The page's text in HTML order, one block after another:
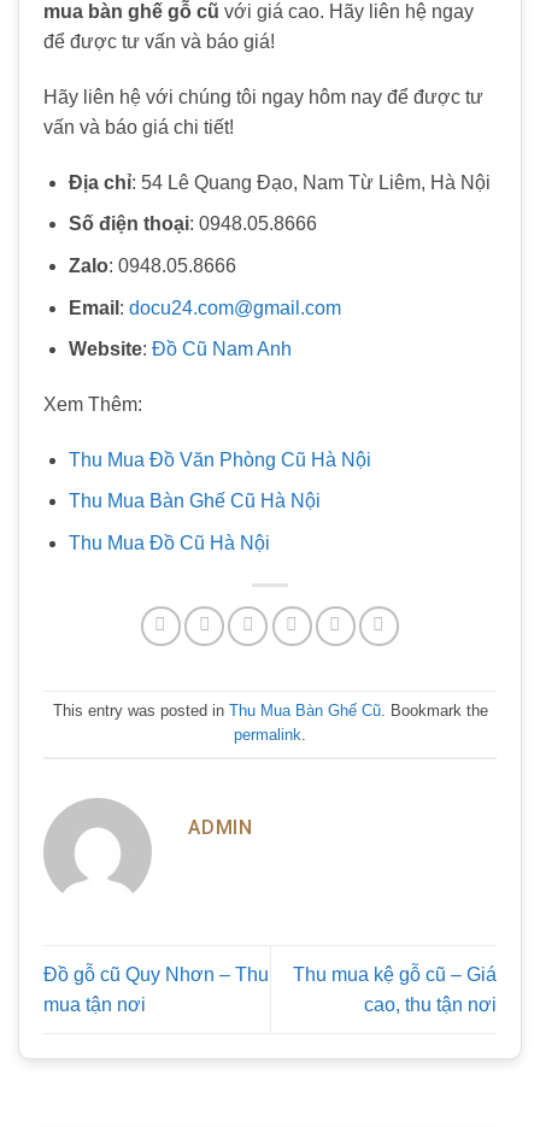
mua bàn ghế gỗ cũ với giá cao. Hãy liên hệ ngay
để được tư vấn và báo giá!
Hãy liên hệ với chúng tôi ngay hôm nay để được tư
vấn và báo giá chi tiết!
Địa chỉ: 54 Lê Quang Đạo, Nam Từ Liêm, Hà Nội
Số điện thoại: 0948.05.8666
Zalo: 0948.05.8666
Email : docu24.com@gmail.com
Website: Đồ Cũ Nam Anh
Xem Thêm:
Thu Mua Đồ Văn Phòng Cũ Hà Nội
Thu Mua Bàn Ghế Cũ Hà Nội
Thu Mua Đồ Cũ Hà Nội
This entry was posted in Thu Mua Bàn Ghế Cũ. Bookmark the
permalink.
ADMIN
Đồ gỗ cũ Quy Nhơn – Thu
mua tận nơi
Thu mua kệ gỗ cũ – Giá
cao, thu tận nơi